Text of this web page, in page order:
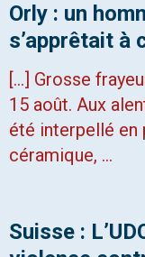
Orly : un
s’apprêtait à
[…] Grosse
15 août. Aux
été interpellé en
céramique, …
Suisse :